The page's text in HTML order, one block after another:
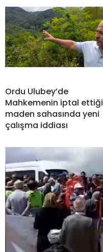
Ordu Ulubey’de
Mahkemenin iptal ettiği
maden sahasında yeni
çalışma iddiası